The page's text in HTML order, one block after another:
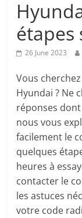
étapes
26 June 2023
Vous
Hyundai ? Ne
réponses
nous vous
facilement le
quelques
heures à
contacter le
les astuces
votre code